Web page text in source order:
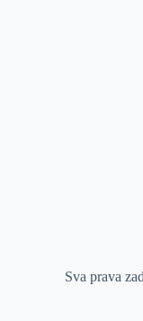
Sva prava